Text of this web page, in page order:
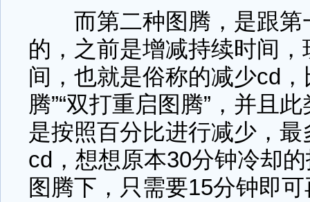
而第二种图腾，是跟第
的，之前是增减持续时间
间，也就是俗称的减少cd，
腾”“双打重启图腾”，并且
是按照百分比进行减少，
cd，想想原本30分钟冷却
图腾下，只需要15分钟即